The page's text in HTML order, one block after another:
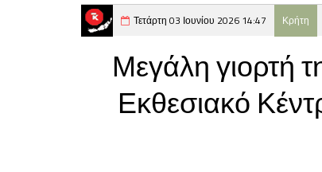
Τετάρτη 03 Ιουνίου 2026 14:47 Κρήτη
Μεγάλη γιορτή
Εκθεσιακό